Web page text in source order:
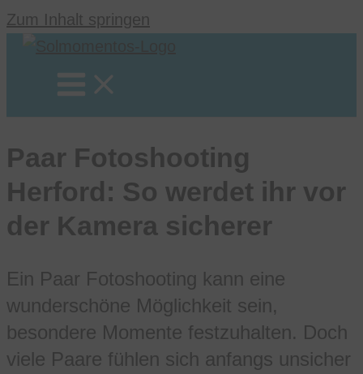
Zum Inhalt springen
Paar Fotoshooting
Herford: So werdet ihr vor
der Kamera sicherer
Ein Paar Fotoshooting kann eine
wunderschöne Möglichkeit sein,
besondere Momente festzuhalten. Doch
viele Paare fühlen sich anfangs unsicher